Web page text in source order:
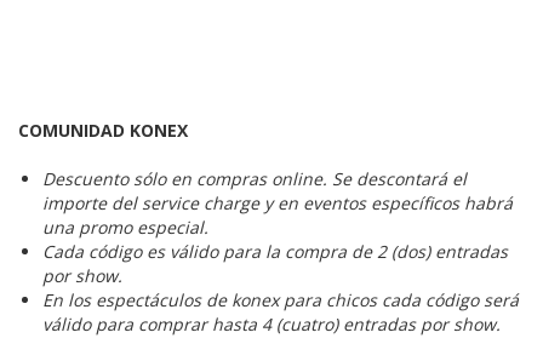
COMUNIDAD KONEX
Descuento sólo en compras online. Se descontará el
importe del service charge y en eventos específicos habrá
una promo especial.
Cada código es válido para la compra de 2 (dos) entradas
por show.
En los espectáculos de konex para chicos cada código será
válido para comprar hasta 4 (cuatro) entradas por show.